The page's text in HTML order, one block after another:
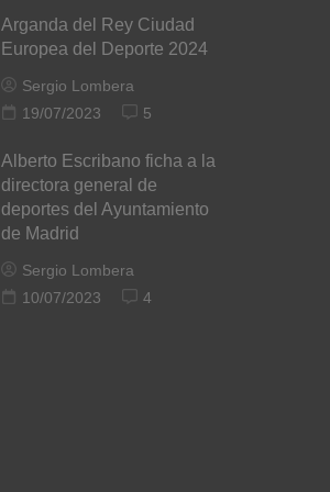
Arganda del Rey Ciudad
Europea del Deporte 2024
Sergio Lombera
19/07/2023
5
Alberto Escribano ficha a la
directora general de
deportes del Ayuntamiento
de Madrid
Sergio Lombera
10/07/2023
4